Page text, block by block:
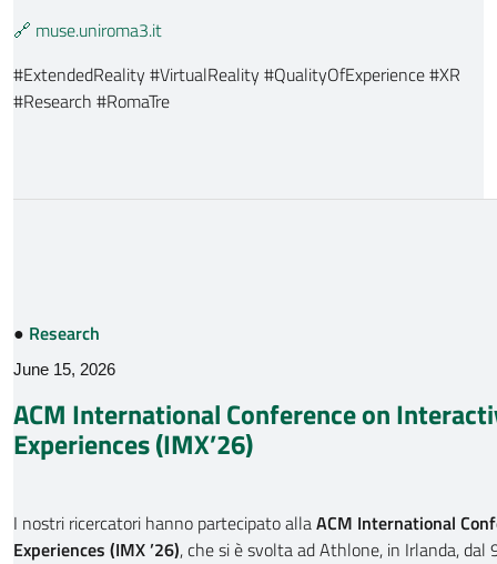
🔗 muse.uniroma3.it
#ExtendedReality #VirtualReality #QualityOfExperience #XR
#Research #RomaTre
● Research
June 15, 2026
ACM International Conference on
Experiences (IMX’26)
I nostri ricercatori hanno partecipato allaACM International
Experiences (IMX ’26), che si è svolta ad Athlone, in Irlanda, dal